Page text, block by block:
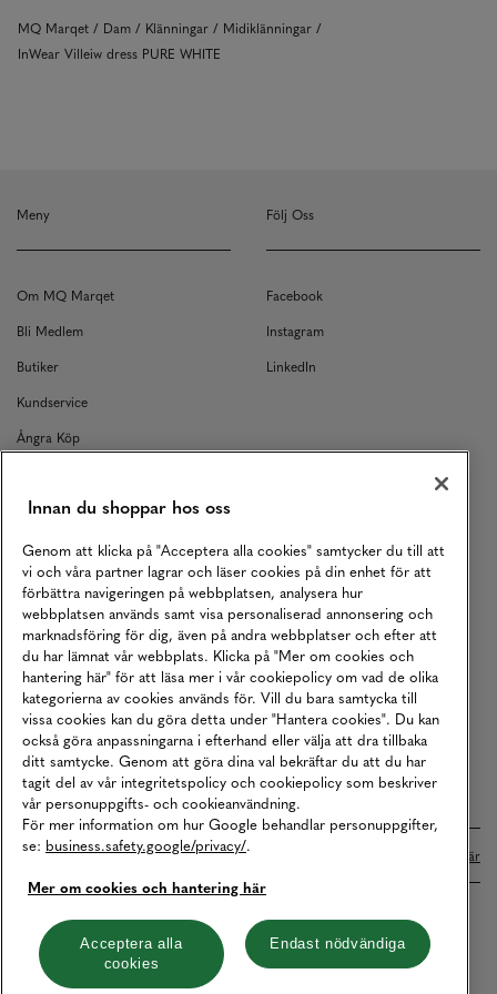
MQ Marqet Dam Klänningar
Midiklänningar
InWear Villeiw dress PURE WHITE
Meny
Om MQ Marqet
Bli Medlem
Butiker
Kundservice
Ångra Köp
Returer
Köpvillkor
Karriär
Vårt Ansvar
Våra Tjänster
Press
Studentrabatt
B2B
Tillgänglighetsredogörelse
Följ Oss
Facebook
Instagram
LinkedIn
Betalningar online sköts i samarbete med Klarna. Läs mer här
Cookies Integritetspolicy
Hantera cookies
Innan du shoppar hos oss
Genom att klicka på "Acceptera alla cookies" samtycker du till att
vi och våra partner lagrar och läser cookies på din enhet för att
förbättra navigeringen på webbplatsen, analysera hur
webbplatsen används samt visa personaliserad annonsering och
marknadsföring för dig, även på andra webbplatser och efter att
du har lämnat vår webbplats. Klicka på "Mer om cookies och
hantering här" för att läsa mer i vår cookiepolicy om vad de olika
kategorierna av cookies används för. Vill du bara samtycka till
vissa cookies kan du göra detta under "Hantera cookies". Du kan
också göra anpassningarna i efterhand eller välja att dra tillbaka
ditt samtycke. Genom att göra dina val bekräftar du att du har
tagit del av vår integritetspolicy och cookiepolicy som beskriver
vår personuppgifts- och cookieanvändning.
För mer information om hur Google behandlar personuppgifter,
se: business.safety.google/privacy/.
Mer om cookies och hantering här
Acceptera alla
cookies
Endast nödvändiga